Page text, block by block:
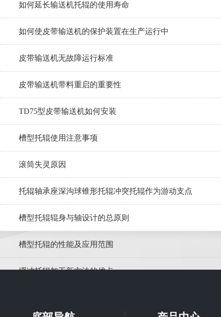
如何延长输送机托辊的使用寿命
如何使皮带输送机的保护装置在生产运行中
皮带输送机无故障运行标准
皮带输送机带料重启的重要性
TD75型皮带输送机如何安装
槽型托辊使用注意事项
滚筒失灵原因
托辊轴承座深沟球锥形托辊冲突托辊作为游动支点
槽型托辊辊身与轴设计的总原则
槽型托辊的性能及应用范围
缓冲托辊加工新方法的优点